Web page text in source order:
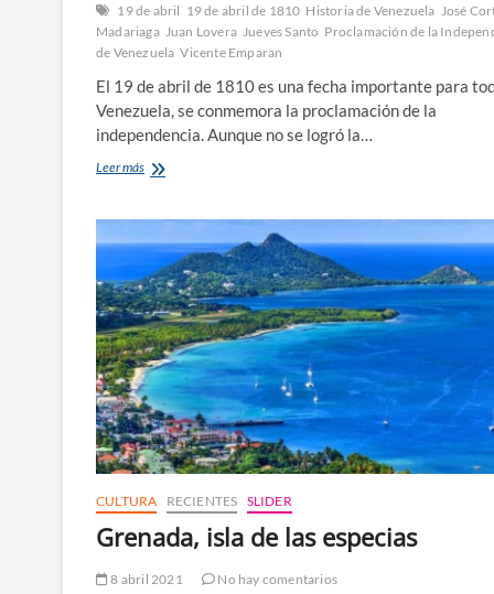
19 de abril 19 de abril de 1810 Historia de Venezuela José
Madariaga Juan Lovera Jueves Santo Proclamación de la
de Venezuela Vicente Emparan
El 19 de abril de 1810 es una fecha importante para
Venezuela, se conmemora la proclamación de la
independencia. Aunque no se logró la…
Leer más19
El
primer
paso
de
la
independencia
de
Venezuela
CULTURA RECIENTES SLIDER
Grenada, isla de las especias
8 abril 2021
No hay comentarios